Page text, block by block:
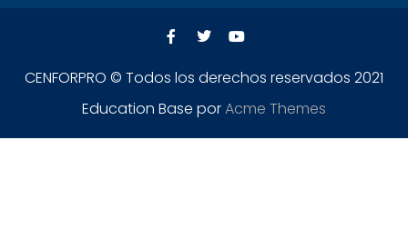
CENFORPRO © Todos los derechos reservados 2021
Education Base porAcme Themes